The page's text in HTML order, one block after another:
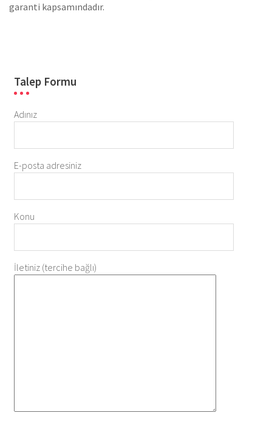
garanti kapsamındadır.
Talep Formu
Adınız
E-posta adresiniz
Konu
İletiniz (tercihe bağlı)